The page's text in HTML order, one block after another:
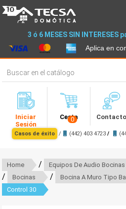
3 ó 6 MESES SIN
Aplica en
Iniciar
Sesión
Cesta
0 Contacto
Casos de éxito / (442) 403 4723 /
Home / Equipos De Audio
/ Bocinas / Bocina A Muro Tipo
Control 30